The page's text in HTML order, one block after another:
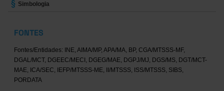
Simbologia
FONTES
Fontes/Entidades: INE, AIMA/MP, APA/MA, BP, CGA/MTSSS-MF,
DGAL/MCT, DGEEC/MECI, DGEG/MAE, DGPJ/MJ, DGS/MS, DGT/MCT-
MAE, ICA/SEC, IEFP/MTSSS-ME, II/MTSSS, ISS/MTSSS, SIBS,
PORDATA